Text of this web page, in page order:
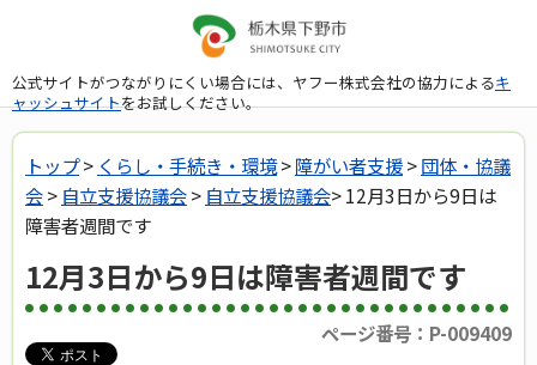
公式サイトがつながりにくい場合には、ヤフー株式会社の協力によるキ
ャッシュサイトをお試しください。
トップ> くらし・手続き・環境>障がい者支援>団体・協議
会> 自立支援協議会> 自立支援協議会> 12月3日から9日は
障害者週間です
12月3日から9日は障害者週間です
ページ番号：P-009409